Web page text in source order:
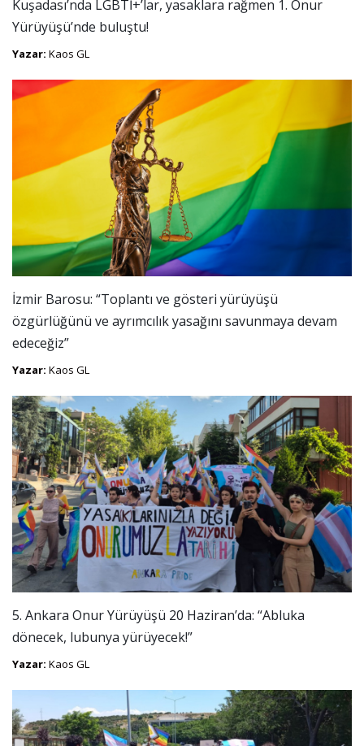
Kuşadası’nda LGBTİ+’lar, yasaklara rağmen 1. Onur
Yürüyüşü’nde buluştu!
Yazar: Kaos GL
İzmir Barosu: “Toplantı ve gösteri yürüyüşü
özgürlüğünü ve ayrımcılık yasağını savunmaya devam
edeceğiz”
Yazar: Kaos GL
5. Ankara Onur Yürüyüşü 20 Haziran’da: “Abluka
dönecek, lubunya yürüyecek!”
Yazar: Kaos GL